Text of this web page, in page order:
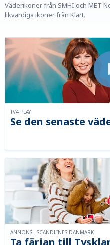
Väderikoner från SMHI och MET
likvärdiga ikoner från Klart.
Se den senaste
TV4 PLAY
ANNONS - SCANDLINES DANMARK